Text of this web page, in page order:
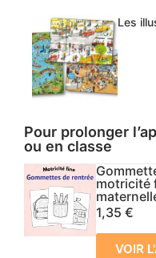
Les
Pour prolonger
ou en classe
motricité
1,35 €
VOIR